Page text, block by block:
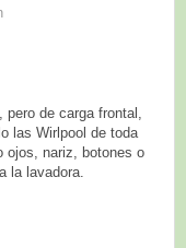
de carga frontal,
las Wirlpool de toda
ojos, nariz, botones o
la lavadora.